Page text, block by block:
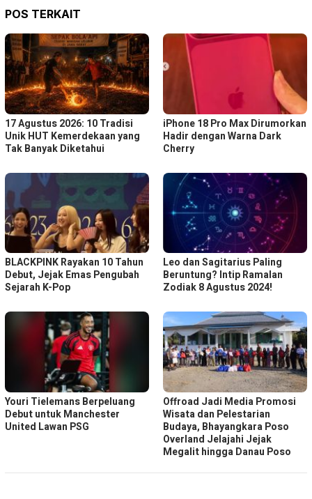
POS TERKAIT
17 Agustus 2026: 10 Tradisi
Unik HUT Kemerdekaan yang
Tak Banyak Diketahui
iPhone 18 Pro Max Dirumorkan
Hadir dengan Warna Dark
Cherry
BLACKPINK Rayakan 10 Tahun
Debut, Jejak Emas Pengubah
Sejarah K-Pop
Leo dan Sagitarius Paling
Beruntung? Intip Ramalan
Zodiak 8 Agustus 2024!
Youri Tielemans Berpeluang
Debut untuk Manchester
United Lawan PSG
Offroad Jadi Media Promosi
Wisata dan Pelestarian
Budaya, Bhayangkara Poso
Overland Jelajahi Jejak
Megalit hingga Danau Poso